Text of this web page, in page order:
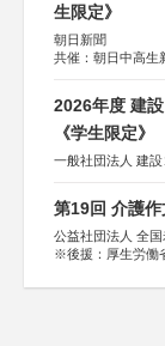
生限定》
朝日新聞
共催：朝日中高生
2026年度 建
《学生限定》
一般社団法人 建
第19回 介護
公益社団法人 全
※後援：厚生労働